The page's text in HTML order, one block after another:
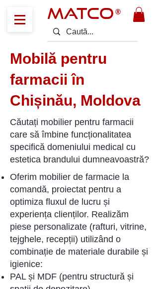
MATCO ®
Mobilă pentru
farmacii în
Chișinău, Moldova
Căutați mobilier pentru farmacii
care să îmbine funcționalitatea
specifică domeniului medical cu
estetica brandului dumneavoastră?
Oferim mobilier de farmacie la
comandă, proiectat pentru a
optimiza fluxul de lucru și
experiența clienților. Realizăm
piese personalizate (rafturi, vitrine,
tejghele, recepții) utilizând o
combinație de materiale durabile și
igienice:
PAL și MDF (pentru structură și